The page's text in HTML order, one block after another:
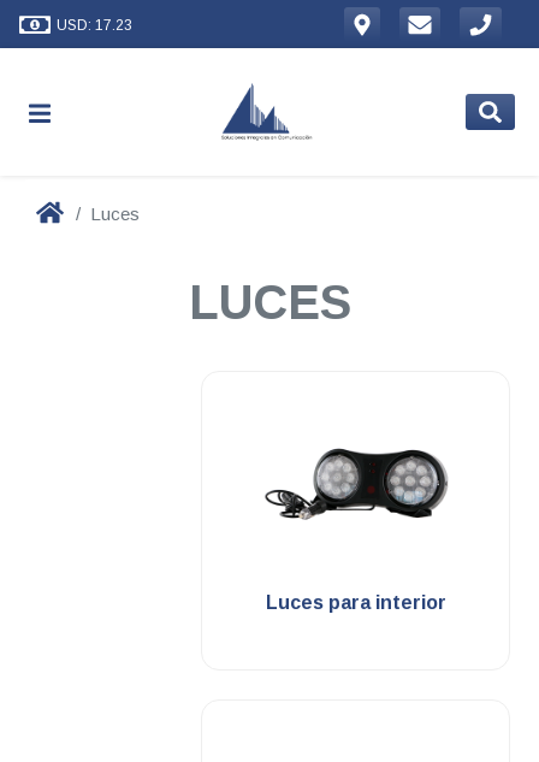
USD: 17.23
Luces
LUCES
Luces para interior